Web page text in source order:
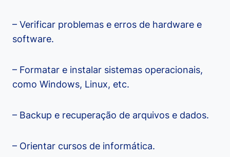
– Verificar problemas e erros de hardware e
software.
– Formatar e instalar sistemas operacionais,
como Windows, Linux, etc.
– Backup e recuperação de arquivos e dados.
– Orientar cursos de informática.